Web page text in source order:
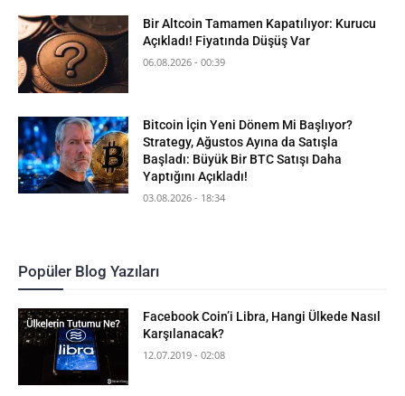
Bir Altcoin Tamamen Kapatılıyor: Kurucu
Açıkladı! Fiyatında Düşüş Var
06.08.2026 - 00:39
Bitcoin İçin Yeni Dönem Mi Başlıyor?
Strategy, Ağustos Ayına da Satışla
Başladı: Büyük Bir BTC Satışı Daha
Yaptığını Açıkladı!
03.08.2026 - 18:34
Popüler Blog Yazıları
Facebook Coin’i Libra, Hangi Ülkede Nasıl
Karşılanacak?
12.07.2019 - 02:08